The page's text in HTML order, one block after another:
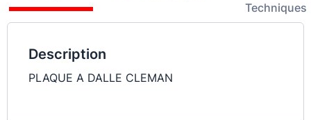
Techniques
Description
PLAQUE A DALLE CLEMAN